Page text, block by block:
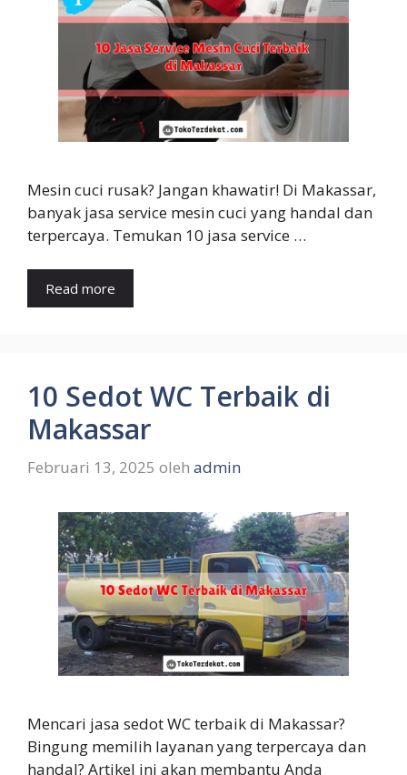
Mesin cuci rusak? Jangan khawatir! Di Makassar,
banyak jasa service mesin cuci yang handal dan
terpercaya. Temukan 10 jasa service …
Read more
10 Sedot WC Terbaik di
Makassar
Februari 13, 2025 oleh admin
Mencari jasa sedot WC terbaik di Makassar?
Bingung memilih layanan yang terpercaya dan
handal? Artikel ini akan membantu Anda